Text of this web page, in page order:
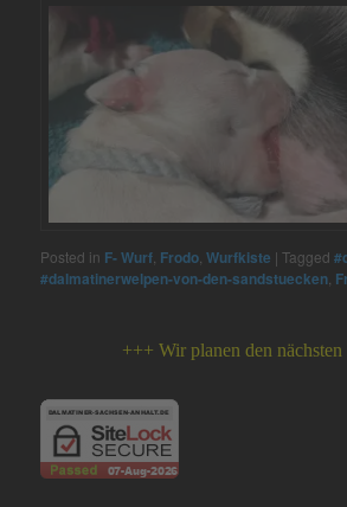
Posted in F- Wurf Frodo ,Wurfkiste |Tagged
#dalmatinerwelpen-von-den-sandstuecken
+++ Wir planen den nächsten